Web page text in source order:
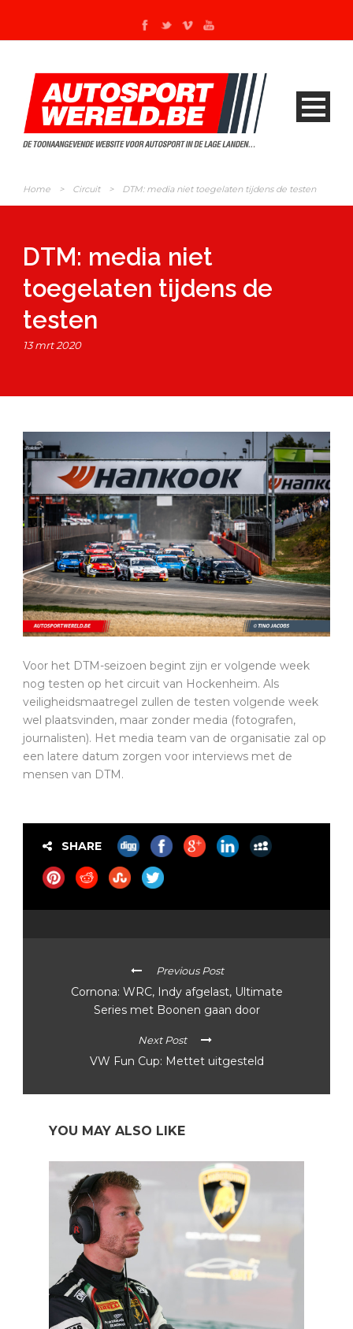
Home > Circuit > DTM: media niet toegelaten tijdens de testen
DTM: media niet
toegelaten tijdens de
testen
13 mrt 2020
Voor het DTM-seizoen begint zijn er volgende week
nog testen op het circuit van Hockenheim. Als
veiligheidsmaatregel zullen de testen volgende week
wel plaatsvinden, maar zonder media (fotografen,
journalisten). Het media team van de organisatie zal op
een latere datum zorgen voor interviews met de
mensen van DTM.
SHARE
Previous Post
Cornona: WRC, Indy afgelast, Ultimate
Series met Boonen gaan door
Next Post
VW Fun Cup: Mettet uitgesteld
YOU MAY ALSO LIKE